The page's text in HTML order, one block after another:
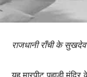
राजधानी राँची के